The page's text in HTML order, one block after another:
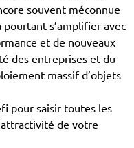
souvent méconnue
pourtant s’amplifier avec
et de nouveaux
des entreprises et du
massif d’objets
pour saisir toutes les
de votre